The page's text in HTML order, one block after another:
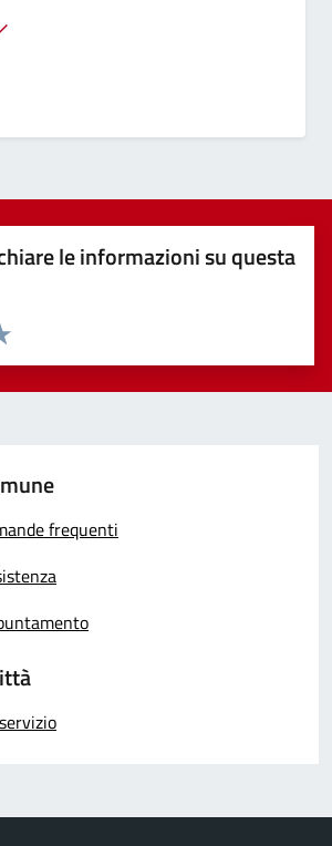
le informazioni su questa
5 stelle su 5
4 stelle su 5
su 5
su 5
frequenti